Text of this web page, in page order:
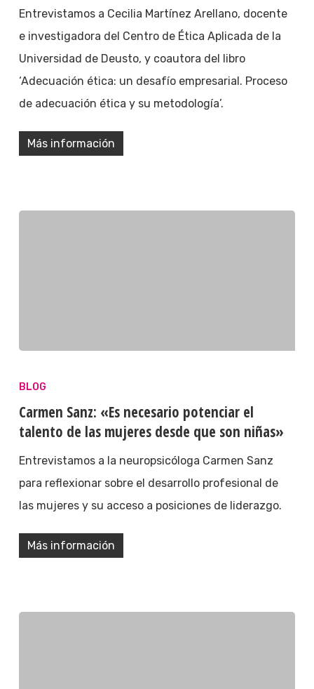
Entrevistamos a Cecilia Martínez Arellano, docente
e investigadora del Centro de Ética Aplicada de la
Universidad de Deusto, y coautora del libro
‘Adecuación ética: un desafío empresarial. Proceso
de adecuación ética y su metodología’.
Más información
BLOG
Carmen Sanz: «Es necesario potenciar el
talento de las mujeres desde que son niñas»
Entrevistamos a la neuropsicóloga Carmen Sanz
para reflexionar sobre el desarrollo profesional de
las mujeres y su acceso a posiciones de liderazgo.
Más información